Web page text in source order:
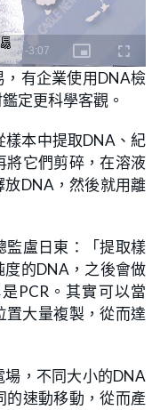
，有企業使用DNA檢
定更科學客觀。
樣本中提取DNA、紀
將它們剪碎，在溶液
放DNA，然後就用離
監盧日東：「提取樣
的DNA，之後會做
PCR。其實可以當
置大量複製，從而達
場，不同大小的DNA
的速動移動，從而產